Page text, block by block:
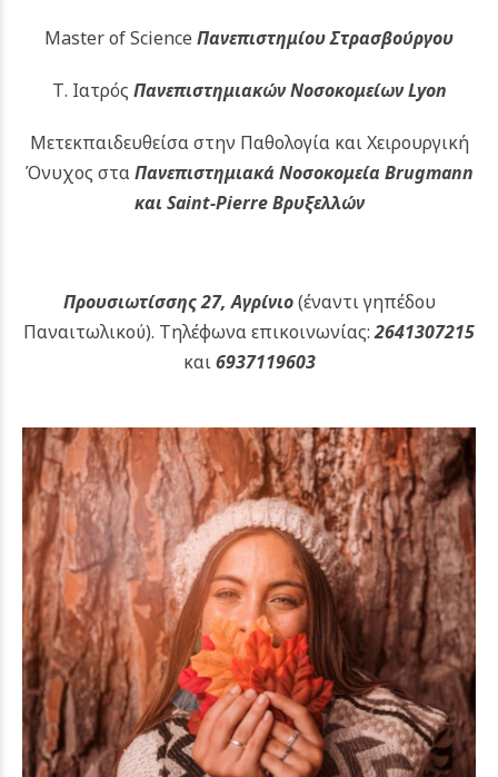
Master of Science Πανεπιστημίου Στρασβούργου
Τ. Ιατρός Πανεπιστημιακών Νοσοκομείων Lyon
Μετεκπαιδευθείσα στην Παθολογία και Χειρουργική
Όνυχος σταΠανεπιστημιακά Νοσοκομεία Brugmann
και Saint-Pierre Βρυξελλών
Προυσιωτίσσης 27, Αγρίνιο(έναντι γηπέδου
Παναιτωλικού). Τηλέφωνα επικοινωνίας:2641307215
και6937119603